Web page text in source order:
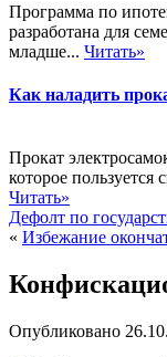
Программа по
разработана для
младше... Читать»
Как наладить
Прокат
которое
Читать»
Дефолт по
« Избежание
Опубликовано